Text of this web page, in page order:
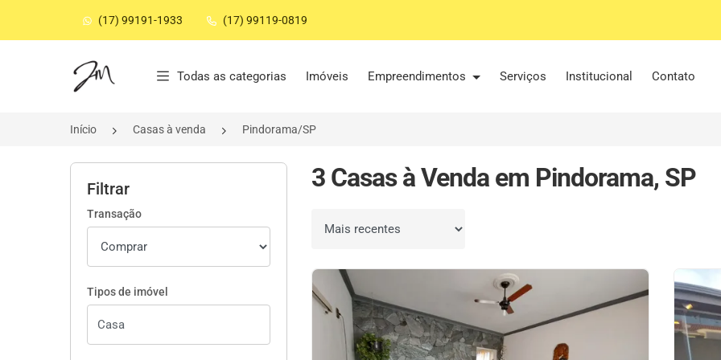
(17) 99191-1933 (17) 99119-0819
Página inicial
Todas as categorias Imóveis Empreendimentos Serviços Institucional Contato
Início Casas à venda Pindorama/SP
Filtrar
Transação
Tipos de imóvel
3 Casas à Venda em Pindorama, SP
Ordenar por